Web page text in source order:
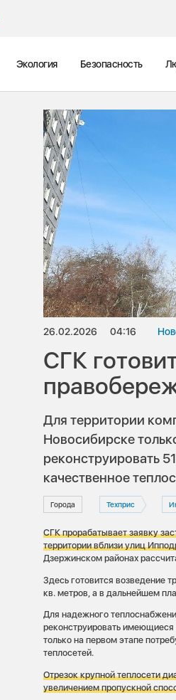
Экология Безопасность
26.02.2026 04:16
СГК
Для территории
Новосибирске
реконструировать
качественное
Города Техприс
СГК прорабатывает заявку
территории вблизи улиц
Дзержинском районах
Здесь готовится возведение
кв. метров, а в дальнейшем
Для надежного
реконструировать
только на первом этапе
теплосетей.
Отрезок крупной теплосети
увеличением пропускной